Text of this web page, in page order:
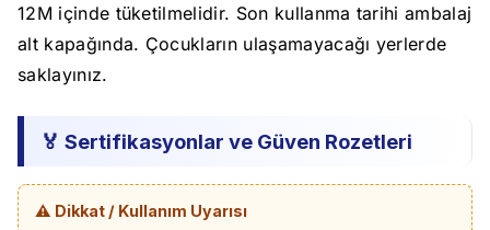
12M içinde tüketilmelidir. Son kullanma tarihi ambalaj
alt kapağında. Çocukların ulaşamayacağı yerlerde
saklayınız.
🏅 Sertifikasyonlar ve Güven Rozetleri
⚠️ Dikkat / Kullanım Uyarısı